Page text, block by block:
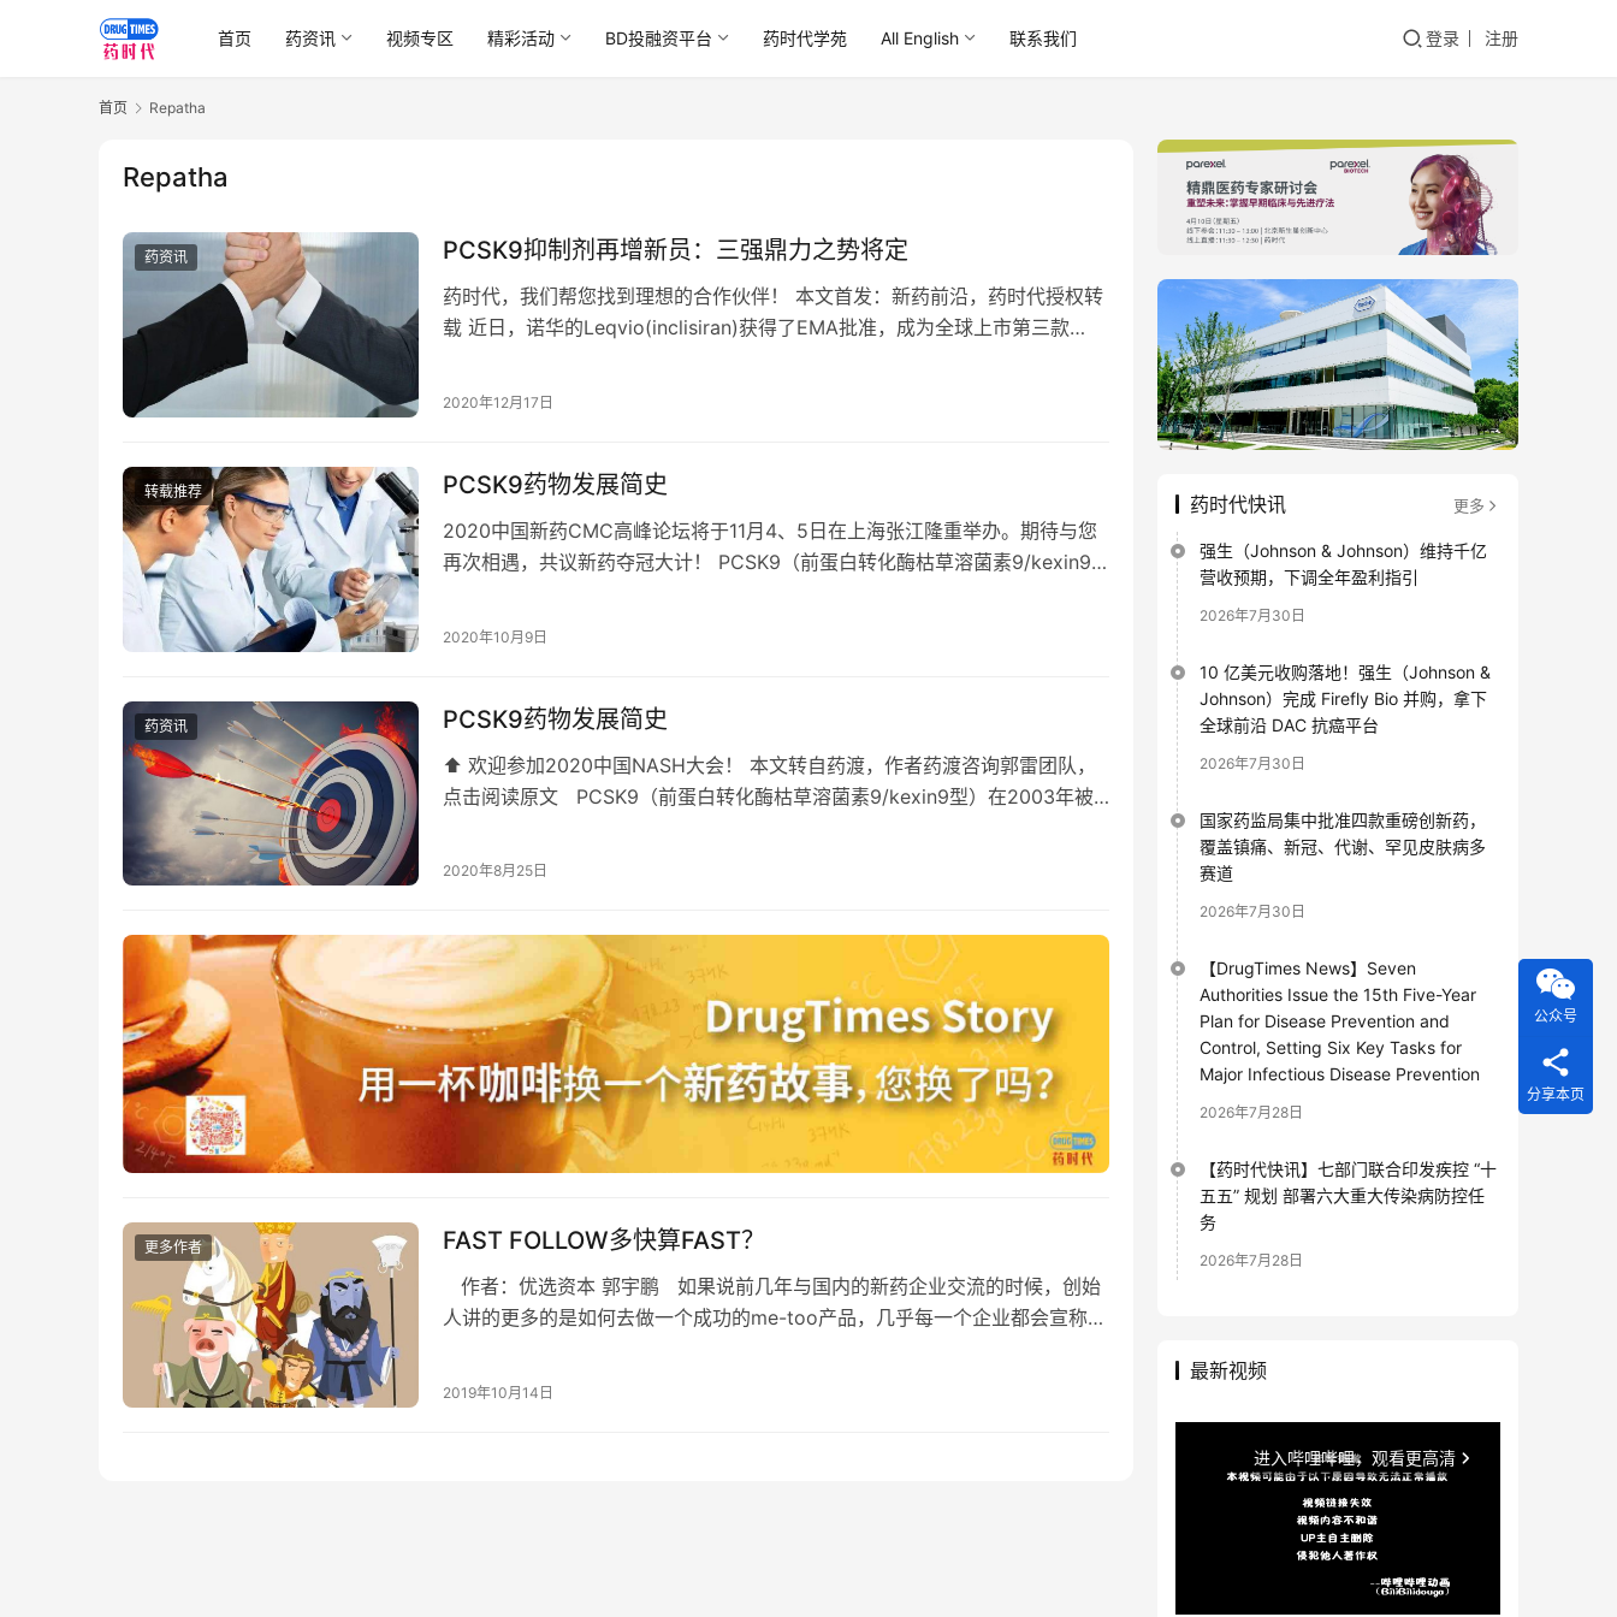
首页 药资讯 视频专区 精彩活动 BD投融资平台 药时代学苑 All English 联系我们 登录 注册
首页 Repatha
Repatha
药资讯 PCSK9抑制剂再增新员：三强鼎力之势将定
药时代，我们帮您找到理想的合作伙伴！ 本文首发：新药前沿，药时代授权转
载 近日，诺华的Leqvio(inclisiran)获得了EMA批准，成为全球上市第三款
2020年12月17日
转载推荐 PCSK9药物发展简史
2020中国新药CMC高峰论坛将于11月4、5日在上海张江隆重举办。期待与您
再次相遇，共议新药夺冠大计！ PCSK9（前蛋白转化酶枯草溶菌素9/kexin9
2020年10月9日
药资讯 PCSK9药物发展简史
⬆️ 欢迎参加2020中国NASH大会！ 本文转自药渡，作者药渡咨询郭雷团队，
点击阅读原文 PCSK9（前蛋白转化酶枯草溶菌素9/kexin9型）在2003年被
2020年8月25日
更多作者 FAST FOLLOW多快算FAST？
作者：优选资本 郭宇鹏 如果说前几年与国内的新药企业交流的时候，创始
人讲的更多的是如何去做一个成功的me-too产品，几乎每一个企业都会宣称他
2019年10月14日
药时代快讯 更多
强生（Johnson & Johnson）维持千亿
营收预期，下调全年盈利指引
2026年7月30日
10 亿美元收购落地！强生（Johnson &
Johnson）完成 Firefly Bio 并购，拿下
全球前沿 DAC 抗癌平台
2026年7月30日
国家药监局集中批准四款重磅创新药，
覆盖镇痛、新冠、代谢、罕见皮肤病多
赛道
2026年7月30日
【DrugTimes News】Seven
Authorities Issue the 15th Five-Year
Plan for Disease Prevention and
Control, Setting Six Key Tasks for
Major Infectious Disease Prevention
2026年7月28日
【药时代快讯】七部门联合印发疾控 “十
五五” 规划 部署六大重大传染病防控任
务
2026年7月28日
最新视频
公众号
分享本页